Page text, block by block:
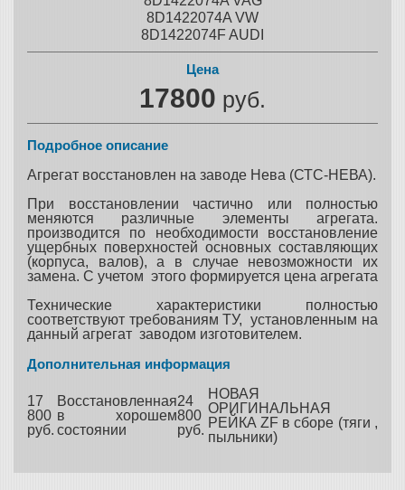
8D1422074A VW
8D1422074F AUDI
Цена
17800 руб.
Подробное описание
Агрегат восстановлен на заводе Нева (СТС-НЕВА).
При восстановлении частично или полностью
меняются различные элементы агрегата.
производится по необходимости восстановление
ущербных поверхностей основных составляющих
(корпуса, валов), а в случае невозможности их
замена. С учетом этого формируется цена агрегата
Технические характеристики полностью
соответствуют требованиям ТУ, установленным на
данный агрегат заводом изготовителем.
Дополнительная информация
17
800
руб.
Восстановленная
в хорошем
состоянии
24
800
руб.
НОВАЯ
ОРИГИНАЛЬНАЯ
РЕЙКА ZF в сборе (тяги ,
пыльники)